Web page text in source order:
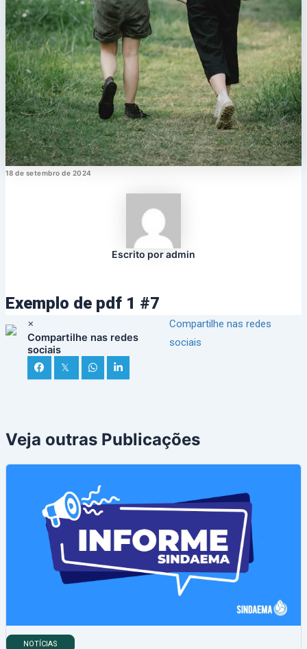
18 de setembro de 2024
Escrito por admin
Exemplo de pdf 1 #7
×
Compartilhe nas redes
sociais
𝕏
Compartilhe nas redes
sociais
Veja outras Publicações
NOTÍCIAS